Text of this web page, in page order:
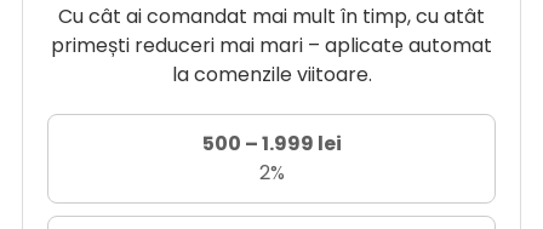
Cu cât ai comandat mai mult în timp, cu atât
primești reduceri mai mari – aplicate automat
la comenzile viitoare.
500 – 1.999 lei
2%